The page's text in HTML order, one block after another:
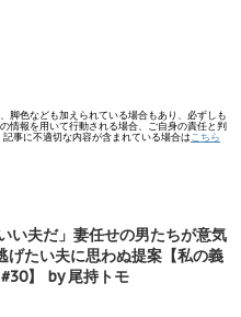
脚色なども加えられている場合もあり、必ずしも
情報を用いて行動される場合、ご自身の責任と判
事に不適切な内容が含まれている場合はこちら
い夫だ」妻任せの男たちが意気
げたい夫に思わぬ提案【私の義
】 by 尾持トモ